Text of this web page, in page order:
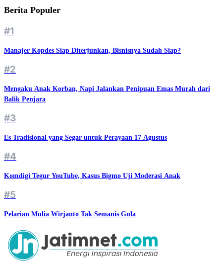
Berita Populer
#1
Manajer Kopdes Siap Diterjunkan, Bisnisnya Sudah Siap?
#2
Mengaku Anak Korban, Napi Jalankan Penipuan Emas Murah dari
Balik Penjara
#3
Es Tradisional yang Segar untuk Perayaan 17 Agustus
#4
Komdigi Tegur YouTube, Kasus Bigmo Uji Moderasi Anak
#5
Pelarian Mulia Wirjanto Tak Semanis Gula